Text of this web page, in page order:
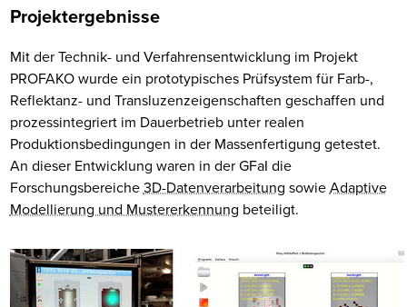
Projektergebnisse
Mit der Technik- und Verfahrensentwicklung im Projekt
PROFAKO wurde ein prototypisches Prüfsystem für Farb-,
Reflektanz- und Transluzenzeigenschaften geschaffen und
prozessintegriert im Dauerbetrieb unter realen
Produktionsbedingungen in der Massenfertigung getestet.
An dieser Entwicklung waren in der GFaI die
Forschungsbereiche3D-Datenverarbeitung sowieAdaptive
Modellierung und Mustererkennung beteiligt.